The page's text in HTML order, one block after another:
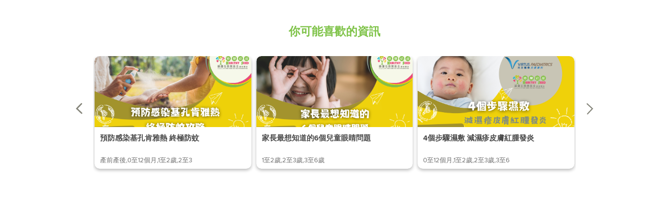
你可能喜歡的資訊
預防感染基孔肯雅熱 終極防蚊
產前產後,0至12個月,1至2歲,2至3
家長最想知道的6個兒童眼睛問題
1至2歲,2至3歲,3至6歲
4個步驟濕敷 減濕疹皮膚紅腫發炎
0至12個月,1至2歲,2至3歲,3至6